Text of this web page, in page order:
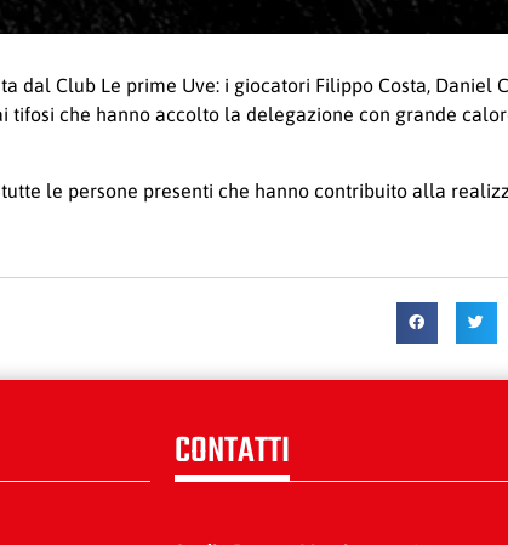
dal Club Le prime Uve: i giocatori Filippo Costa, Daniel
che hanno accolto la delegazione con grande
le persone presenti che hanno contribuito alla
CONTATTI